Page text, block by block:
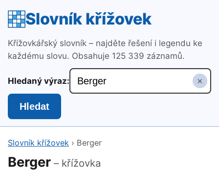
Slovník křížovek
Křížovkářský slovník – najděte řešení i legendu ke
každému slovu. Obsahuje 125 339 záznamů.
Hledaný výraz: ×
Hledat
Slovník křížovek › Berger
Berger – křížovka